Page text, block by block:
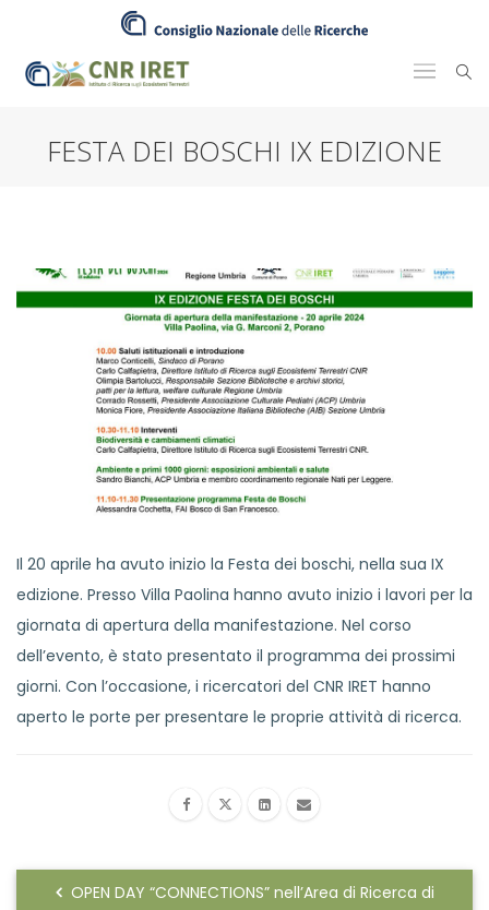
FESTA DEI BOSCHI IX EDIZIONE
Il 20 aprile ha avuto inizio la Festa dei boschi, nella sua IX
edizione. Presso Villa Paolina hanno avuto inizio i lavori per la
giornata di apertura della manifestazione. Nel corso
dell’evento, è stato presentato il programma dei prossimi
giorni. Con l’occasione, i ricercatori del CNR IRET hanno
aperto le porte per presentare le proprie attività di ricerca.
OPEN DAY “CONNECTIONS” nell’Area di Ricerca di